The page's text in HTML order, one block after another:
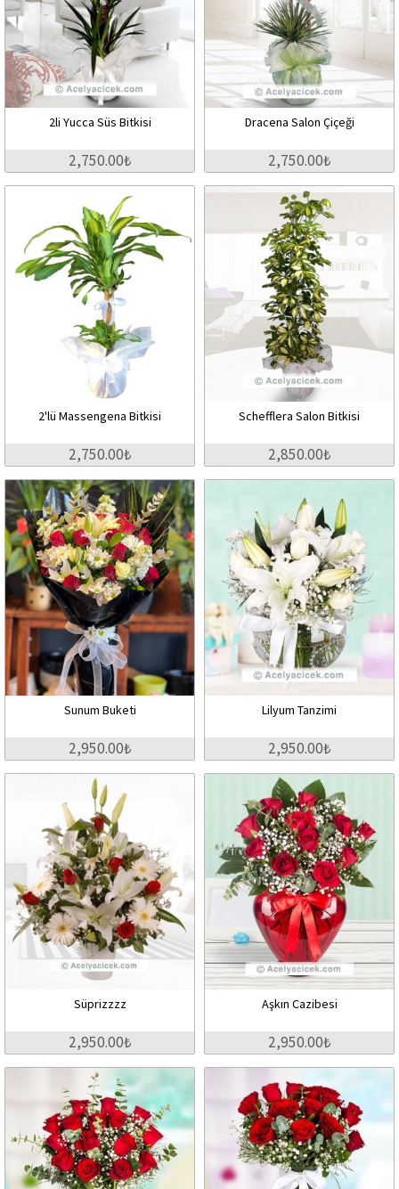
2li Yucca Süs Bitkisi
2,750.00₺
Dracena Salon Çiçeği
2,750.00₺
2'lü Massengena Bitkisi
2,750.00₺
Schefflera Salon Bitkisi
2,850.00₺
Sunum Buketi
2,950.00₺
Lilyum Tanzimi
2,950.00₺
Süprizzzz
2,950.00₺
Aşkın Cazibesi
2,950.00₺